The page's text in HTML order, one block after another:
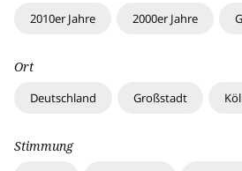
2010er Jahre 2000er Jahre
Ort
Deutschland Großstadt
Stimmung